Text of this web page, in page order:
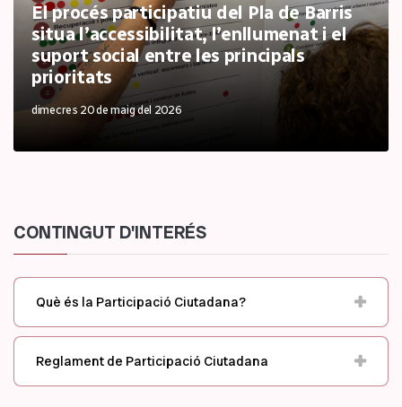
El procés participatiu del Pla de Barris
situa l’accessibilitat, l’enllumenat i el
suport social entre les principals
prioritats
dimecres 20 de maig del 2026
CONTINGUT D'INTERÉS
Què és la Participació Ciutadana?
Reglament de Participació Ciutadana